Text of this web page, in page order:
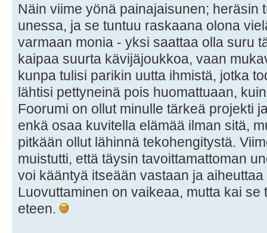
Näin viime yönä painajaisunen; heräsin
unessa, ja se tuntuu raskaana olona
varmaan monia - yksi saattaa olla suru
kaipaa suurta kävijäjoukkoa, vaan
kunpa tulisi parikin uutta ihmistä, jotka
lähtisi pettyneinä pois huomattuaan,
Foorumi on ollut minulle tärkeä projekti
enkä osaa kuvitella elämää ilman sitä,
pitkään ollut lähinnä tekohengitystä.
muistutti, että täysin tavoittamattoman
voi kääntyä itseään vastaan ja
Luovuttaminen on vaikeaa, mutta kai
eteen.